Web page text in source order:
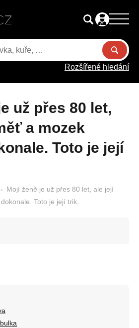
Rozšířené hledání
a mozek
Toto je její
Mojí ženě je už přes 80 let, ale její
Toto je její trik.